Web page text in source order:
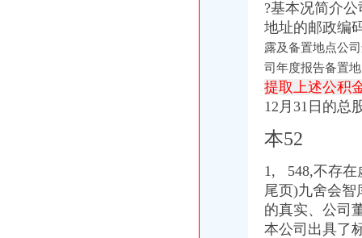
重庆扫地机年底低价促销金和洁力—重庆渝北区双凤桥道路清扫车
[公告]渝开发：拟转让重庆渝开发珊瑚置业有限公司股权项目资产评估
重点关注|重庆出台主城标车提前淘汰补贴细则期限至今年底_搜狐
中国对外经济贸易文告（2008年第二十八期）-人文社科区-经济学家
渝开发：2008年半年度报告_渝开发（000514）_公告正文_财经_中国网
【重庆渝北周边公司注册_重庆渝北周边工商注册_重庆渝北周边企业注
?基本况简介
地址的邮政编
露及备置地点公
司年度报告备置
提取上述公积
12月31日的总
本52
1, 548,不存
尾页) 九舍会
的真实、公司
本公司出具了